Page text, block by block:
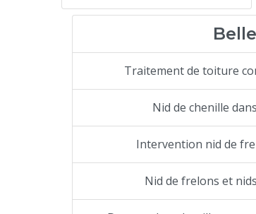
Traitement de toiture
Nid de chenille
Intervention nid de
Nid de frelons et